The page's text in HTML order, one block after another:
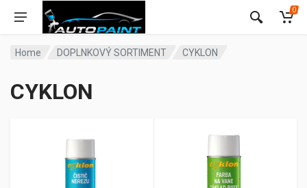
0
Home DOPLNKOVÝ SORTIMENT CYKLON
CYKLON